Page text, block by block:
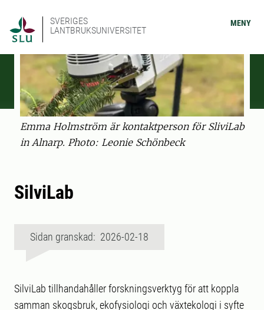
SVERIGES
LANTBRUKSUNIVERSITET
MENY
Emma Holmström är kontaktperson för SliviLab
in Alnarp. Photo: Leonie Schönbeck
SilviLab
Sidan granskad: 2026-02-18
SilviLab tillhandahåller forskningsverktyg för att koppla
samman skogsbruk, ekofysiologi och växtekologi i syfte